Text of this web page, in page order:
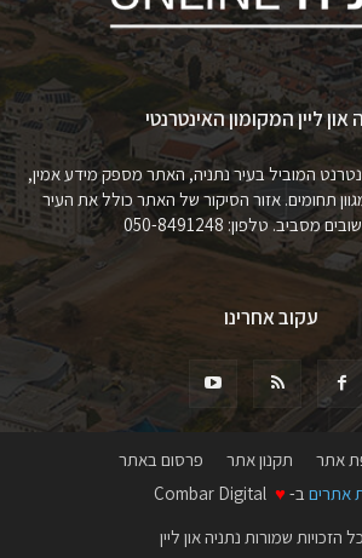
און ליין המקומון האינטרנטי
המוביל בעיר נתניה, האתר מספק מידע אמין,
תחומים. אזור הסיקור של האתר כולל את העיר
מסביב. טלפון: 050-8491248
עקוב אחרינו
אתר תקנון אתר
פרסום באתר
אתרים ב- ♥
הזכויות שמורות נתניה און ליין